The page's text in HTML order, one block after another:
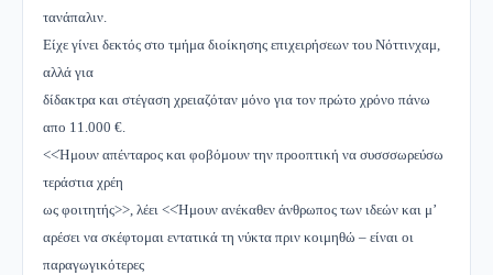
τανάπαλιν.
Είχε γίνει δεκτός στο τμήμα διοίκησης επιχειρήσεων του Νόττινχαμ,
αλλά για
δίδακτρα και στέγαση χρειαζόταν μόνο για τον πρώτο χρόνο πάνω
απο 11.000 €.
<<Ήμουν απένταρος και φοβόμουν την προοπτική να συσσσωρεύσω
τεράστια χρέη
ως φοιτητής>>, λέει <<Ήμουν ανέκαθεν άνθρωπος των ιδεών και μ’
αρέσει να σκέφτομαι εντατικά τη νύκτα πριν κοιμηθώ – είναι οι
παραγωγικότερες